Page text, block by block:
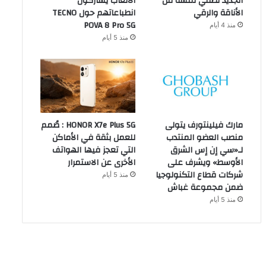
الأناقة والرقي
منذ 4 أيام
انطباعاتهم حول TECNO
POVA 8 Pro 5G
منذ 5 أيام
مارك فيلينتورف يتولى
منصب العضو المنتدب
لـ«سي إن إس الشرق
الأوسط» ويشرف على
شركات قطاع التكنولوجيا
ضمن مجموعة غباش
منذ 5 أيام
HONOR X7e Plus 5G : صُمم
للعمل بثقة في الأماكن
التي تعجز فيها الهواتف
الأخرى عن الاستمرار
منذ 5 أيام